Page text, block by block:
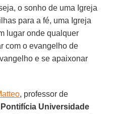
o sonho de uma Igreja
para a fé, uma Igreja
lugar onde qualquer
com o evangelho de
e se apaixonar
, professor de
Pontifícia Universidade